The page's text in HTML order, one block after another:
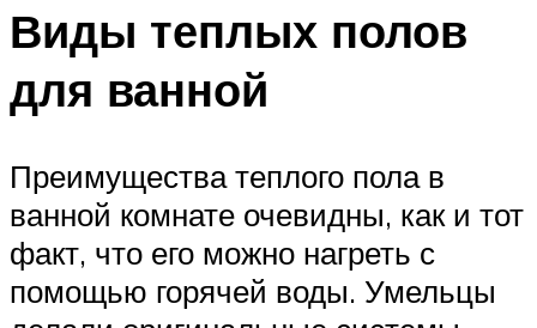
Виды теплых полов
для ванной
Преимущества теплого пола в
ванной комнате очевидны, как и тот
факт, что его можно нагреть с
помощью горячей воды. Умельцы